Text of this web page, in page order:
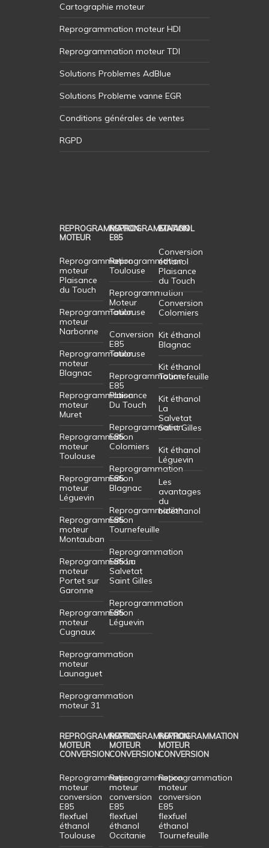
Cartographie moteur
Reprogrammation moteur HDI
Reprogrammation moteur TDI
Solutions Problemes AdBlue
Solutions Probleme vanne EGR
Conditions générales de ventes
RGPD
REPROGRAMMATION
MOTEUR
Reprogrammation
moteur
Plaisance
du Touch
Reprogrammation
moteur
Narbonne
Reprogrammation
moteur
Blagnac
Reprogrammation
moteur
Muret
Reprogrammation
moteur
Toulouse
Reprogrammation
moteur
Léguevin
Reprogrammation
moteur
Montauban
Reprogrammation
moteur
Portet sur
Garonne
Reprogrammation
moteur
Cugnaux
Reprogrammation
moteur
Launaguet
Reprogrammation
moteur 31
REPROGRAMMATION
E85
Reprogrammation
Toulouse
Reprogrammation
Moteur
Toulouse
Conversion
E85
Toulouse
Reprogrammation
E85
Plaisance
Du Touch
Reprogrammation
E85
Colomiers
Reprogrammation
E85
Blagnac
Reprogrammation
E85
Tournefeuille
Reprogrammation
E85 La
Salvetat
Saint Gilles
Reprogrammation
E85
Léguevin
ETHANOL
Conversion
éthanol
Plaisance
du Touch
Conversion
Colomiers
Kit éthanol
Blagnac
Kit éthanol
Tournefeuille
Kit éthanol
La
Salvetat
Saint Gilles
Kit éthanol
Léguevin
Les
avantages
du
bioéthanol
REPROGRAMMATION
MOTEUR
CONVERSION
Reprogrammation
moteur
conversion
E85
flexfuel
éthanol
Toulouse
REPROGRAMMATION
MOTEUR
CONVERSION
Reprogrammation
moteur
conversion
E85
flexfuel
éthanol
Occitanie
REPROGRAMMATION
MOTEUR
CONVERSION
Reprogrammation
moteur
conversion
E85
flexfuel
éthanol
Tournefeuille